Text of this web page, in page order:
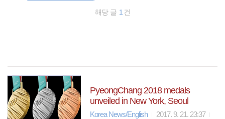
해당 글1 건
PyeongChang 2018 medals
unveiled in New York, Seoul
Korea News/English 2017. 9. 21. 23:37
국세청
경찰공무원